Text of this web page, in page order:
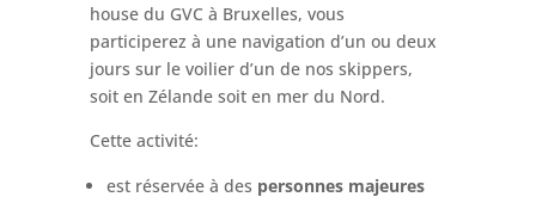
house du GVC à Bruxelles, vous
participerez à une navigation d’un ou deux
jours sur le voilier d’un de nos skippers,
soit en Zélande soit en mer du Nord.
Cette activité:
est réservée à des personnes majeures